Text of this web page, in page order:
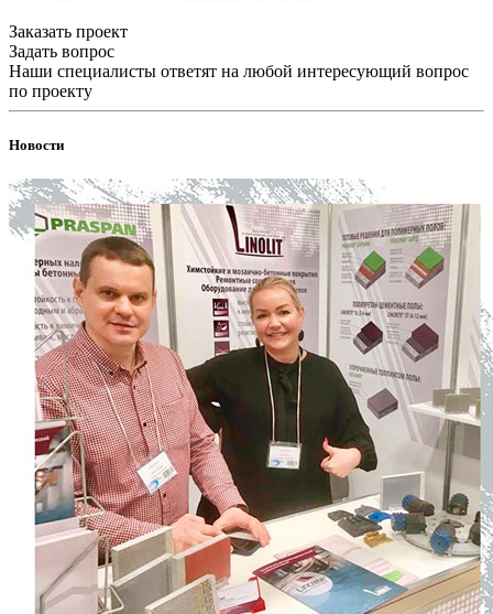
Заказать проект
Задать вопрос
Наши специалисты ответят на любой интересующий вопрос
по проекту
Новости